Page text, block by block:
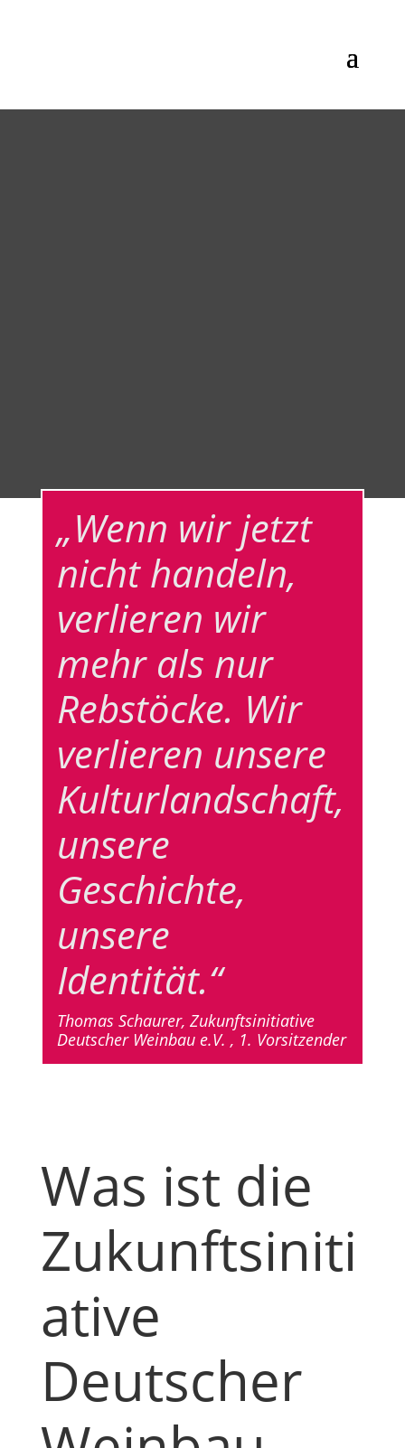
„Wenn wir jetzt
nicht handeln,
verlieren wir
mehr als nur
Rebstöcke. Wir
verlieren unsere
Kulturlandschaft,
unsere
Geschichte,
unsere
Identität.“
Thomas Schaurer, Zukunftsinitiative
Deutscher Weinbau e.V. , 1. Vorsitzender
Was ist die
Zukunftsiniti
ative
Deutscher